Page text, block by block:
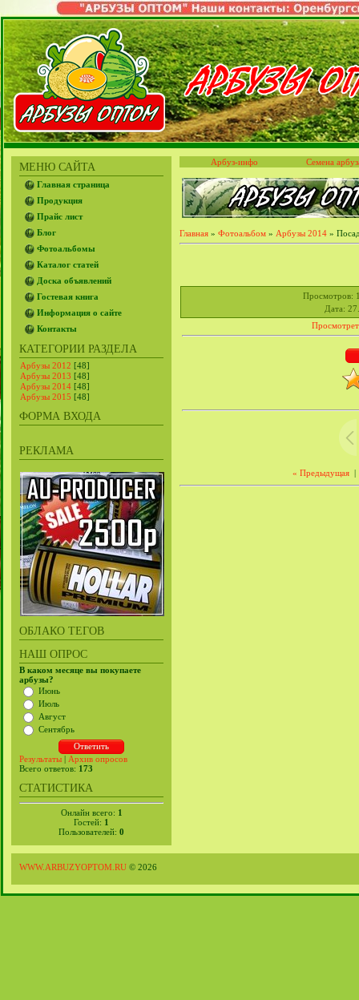
МЕНЮ САЙТА
Главная страница
Продукция
Прайс лист
Блог
Фотоальбомы
Каталог статей
Доска объявлений
Гостевая книга
Информация о сайте
Контакты
КАТЕГОРИИ РАЗДЕЛА
Арбузы 2012 [48]
Арбузы 2013 [48]
Арбузы 2014 [48]
Арбузы 2015 [48]
ФОРМА ВХОДА
РЕКЛАМА
ОБЛАКО ТЕГОВ
НАШ ОПРОС
В каком месяце вы покупаете
арбузы?
Июнь
Июль
Август
Сентябрь
Результаты | Архив опросов
Всего ответов: 173
СТАТИСТИКА
Онлайн всего: 1
Гостей: 1
Пользователей: 0
Арбуз-инфо Семена
Главная » Фотоальбом » Арбузы 2014 »
Просмотров:
Дата:
« Предыдущая |
WWW.ARBUZYOPTOM.RU © 2026